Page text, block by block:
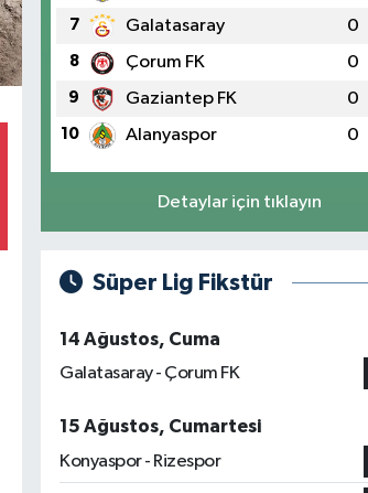
7 Galatasaray 0
8 Çorum FK 0
9 Gaziantep FK 0
10 Alanyaspor 0
Detaylar için tıklayın
Süper Lig Fikstür
14 Ağustos, Cuma
Galatasaray - Çorum FK
15 Ağustos, Cumartesi
Konyaspor - Rizespor